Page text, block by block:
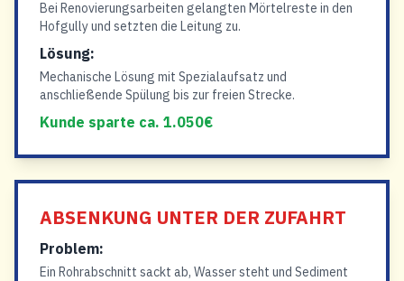
Bei Renovierungsarbeiten gelangten Mörtelreste in den
Hofgully und setzten die Leitung zu.
Lösung:
Mechanische Lösung mit Spezialaufsatz und
anschließende Spülung bis zur freien Strecke.
Kunde sparte ca. 1.050€
ABSENKUNG UNTER DER ZUFAHRT
Problem:
Ein Rohrabschnitt sackt ab, Wasser steht und Sediment